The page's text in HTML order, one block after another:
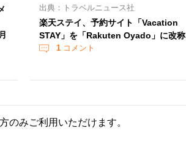
出典：トラベルニュース社
楽天ステイ、予約サイト「Vacation
STAY」を「Rakuten Oyado」に改称
1 コメント
のみご利用いただけます。